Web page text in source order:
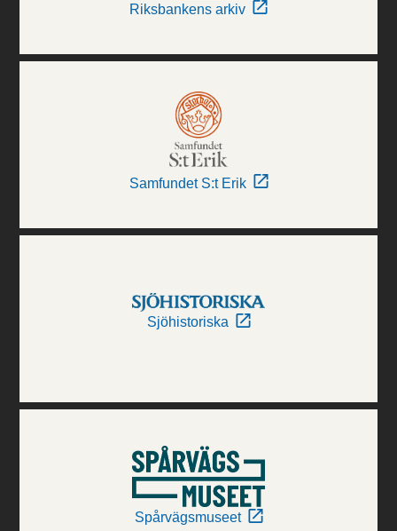
Riksbankens arkiv
Samfundet S:t Erik
Sjöhistoriska
Spårvägsmuseet